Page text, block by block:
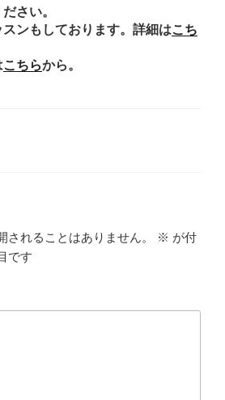
さい。
ンもしております。詳細はこち
こちらから。
されることはありません。 ※ が付
です